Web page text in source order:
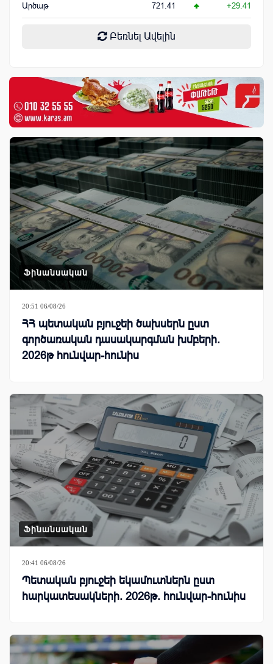
Արծաթ 721.41 +29.41
Բեռնել Ավելին
Ֆինանսական
20:51 06/08/26
ՀՀ պետական բյուջեի ծախսերն ըստ
գործառական դասակարգման խմբերի.
2026թ հունվար-հունիս
Ֆինանսական
20:41 06/08/26
Պետական բյուջեի եկամուտներն ըստ
հարկատեսակների. 2026թ. հունվար-հունիս